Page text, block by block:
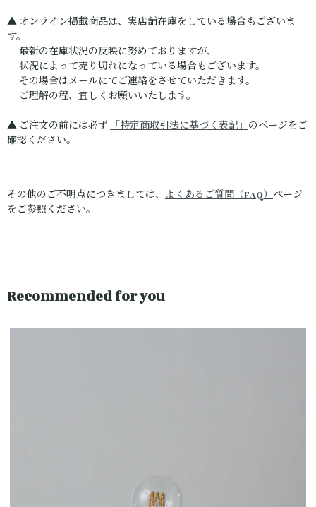
▲ オンライン掲載商品は、実店舗在庫をしている場合もございま
す。
最新の在庫状況の反映に努めておりますが、
状況によって売り切れになっている場合もございます。
その場合はメールにてご連絡をさせていただきます。
ご理解の程、宜しくお願いいたします。
▲ ご注文の前には必ず 「特定商取引法に基づく表記」 のページをご
確認ください。
その他のご不明点につきましては、 よくあるご質問（FAQ） ページ
をご参照ください。
Recommended for you